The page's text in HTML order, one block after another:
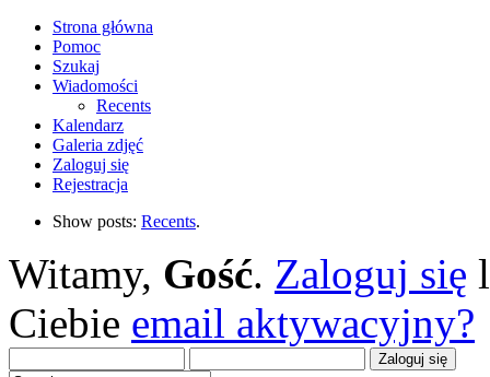
Strona główna
Pomoc
Szukaj
Wiadomości
Recents
Kalendarz
Galeria zdjęć
Zaloguj się
Rejestracja
Show posts: Recents.
Witamy, Gość. Zaloguj się
Ciebie email aktywacyjny?